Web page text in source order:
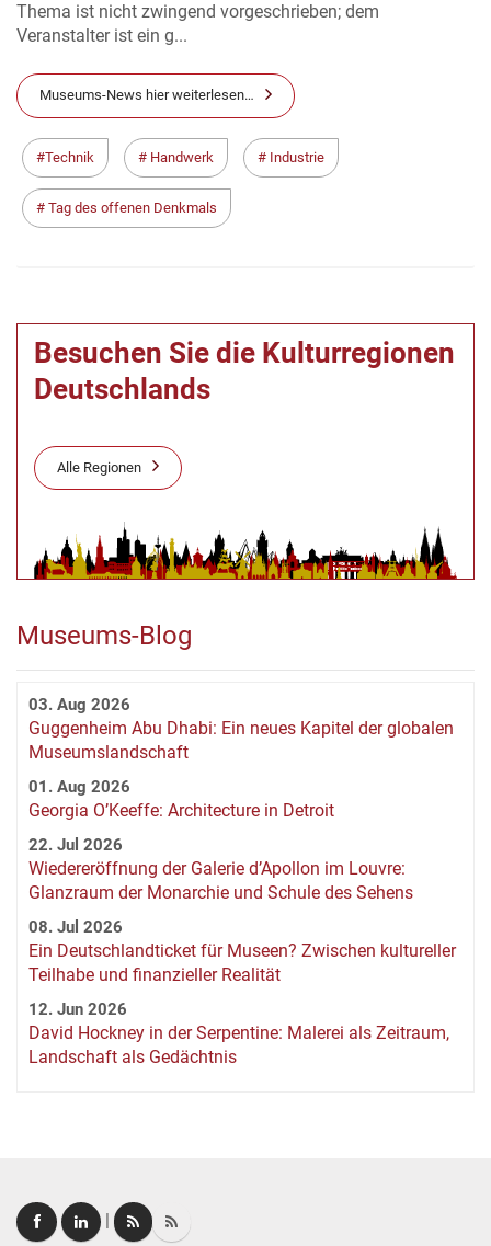
Thema ist nicht zwingend vorgeschrieben; dem
Veranstalter ist ein g...
Museums-News hier weiterlesen…
Technik Handwerk Industrie
Tag des offenen Denkmals
Besuchen Sie die Kulturregionen
Deutschlands
Alle Regionen
Museums-Blog
03. Aug 2026
Guggenheim Abu Dhabi: Ein neues Kapitel der globalen
Museumslandschaft
01. Aug 2026
Georgia O’Keeffe: Architecture in Detroit
22. Jul 2026
Wiedereröffnung der Galerie d’Apollon im Louvre:
Glanzraum der Monarchie und Schule des Sehens
08. Jul 2026
Ein Deutschlandticket für Museen? Zwischen kultureller
Teilhabe und finanzieller Realität
12. Jun 2026
David Hockney in der Serpentine: Malerei als Zeitraum,
Landschaft als Gedächtnis